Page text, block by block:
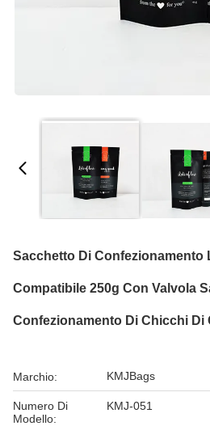
Sacchetto Di Confezionamento
Compatibile 250g Con Valvola
Confezionamento Di Chicchi Di
Marchio: KMJBags
Numero Di
Modello:
KMJ-051